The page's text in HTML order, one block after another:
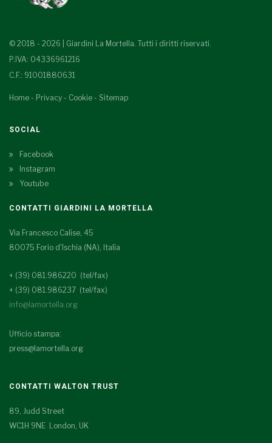
© 2018 - 2026 | Giardini La Mortella. Tutti i diritti riservati.
P.IVA: 04336961216
C.F.: 91001880631
Home - Privacy - Cookie - Sitemap
SOCIAL
Facebook
Instagram
Youtube
CONTATTI GIARDINI LA MORTELLA
Via Francesco Calise, 45
80075 Forio d'Ischia (NA), Italia
+ (39) 081.986220 (tel/fax)
+ (39) 081.986237 (tel/fax)
info@lamortella.org
Ufficio stampa:
press@lamortella.org
CONTATTI WALTON TRUST
89, Judd Street
WC1H 9NE London, UK